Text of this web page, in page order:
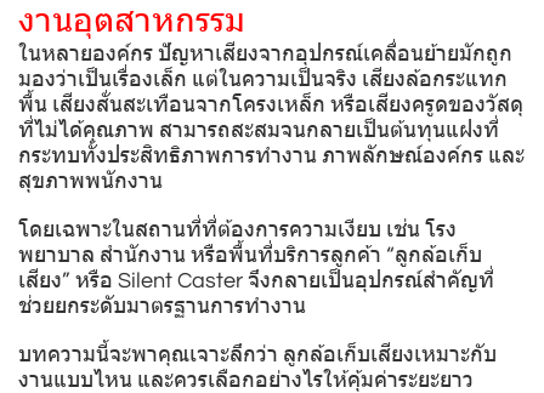
งานอุตสาหกรรม
ในหลายองค์กร ปัญหาเสียงจากอุปกรณ์เคลื่อนย้ายมักถูก
มองว่าเป็นเรื่องเล็ก แต่ในความเป็นจริง เสียงล้อกระแทก
พื้น เสียงสั่นสะเทือนจากโครงเหล็ก หรือเสียงครูดของวัสดุ
ที่ไม่ได้คุณภาพ สามารถสะสมจนกลายเป็นต้นทุนแฝงที่
กระทบทั้งประสิทธิภาพการทำงาน ภาพลักษณ์องค์กร และ
สุขภาพพนักงาน
โดยเฉพาะในสถานที่ที่ต้องการความเงียบ เช่น โรง
พยาบาล สำนักงาน หรือพื้นที่บริการลูกค้า “ลูกล้อเก็บ
เสียง” หรือ Silent Caster จึงกลายเป็นอุปกรณ์สำคัญที่
ช่วยยกระดับมาตรฐานการทำงาน
บทความนี้จะพาคุณเจาะลึกว่า ลูกล้อเก็บเสียงเหมาะกับ
งานแบบไหน และควรเลือกอย่างไรให้คุ้มค่าระยะยาว